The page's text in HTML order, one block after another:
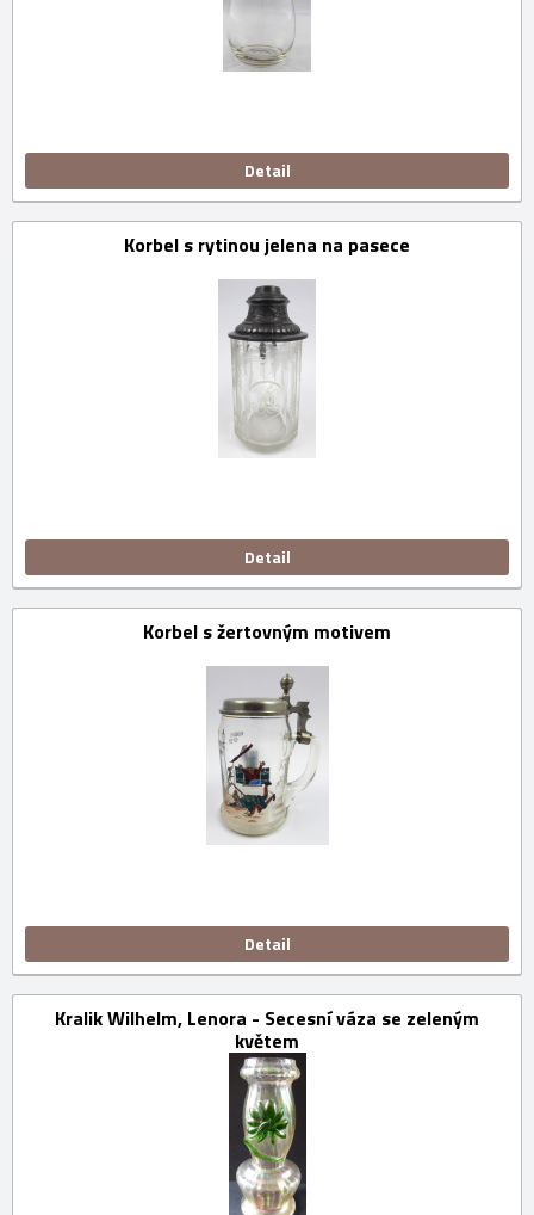
Detail
Korbel s rytinou jelena na pasece
Detail
Korbel s žertovným motivem
Detail
Kralik Wilhelm, Lenora - Secesní váza se zeleným
květem